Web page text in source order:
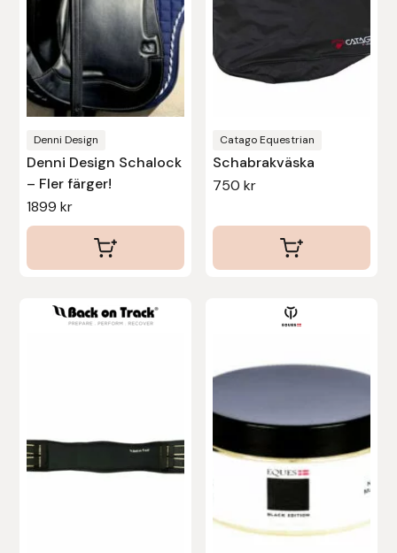
Denni Design
Denni Design Schalock
– Fler färger!
1899kr
alternativen
kan
väljas
på
produktsidan
Catago Equestrian
Schabrakväska
750 kr
produkten
har
flera
De
alternativen
kan
Uvex
Veredus
Walsh
Werkman Hoofcare
Willab